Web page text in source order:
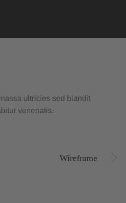
ultricies sed blandit
venenatis.
Wireframe